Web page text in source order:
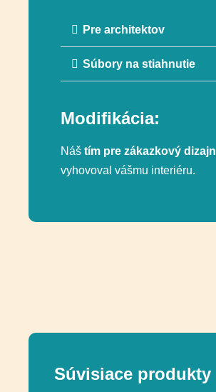
Pre architektov
Súbory na stiahnutie
Modifikácia:
Náš tím pre zákazkový dizajn
vyhovoval vášmu interiéru.
Súvisiace produkty